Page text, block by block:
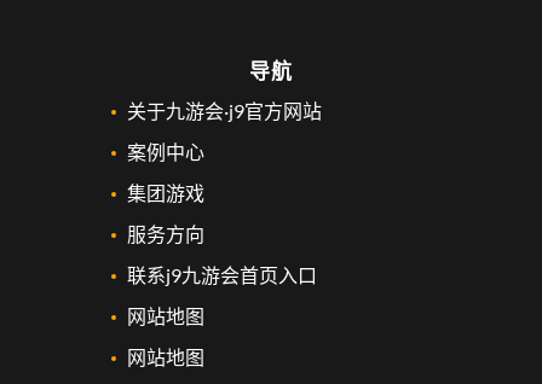
导航
关于九游会·j9官方网站
案例中心
集团游戏
服务方向
联系j9九游会首页入口
网站地图
网站地图